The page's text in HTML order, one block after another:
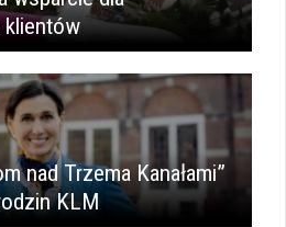
nad Trzema Kanałami”
KLM